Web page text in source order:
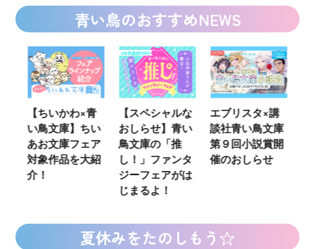
青い鳥のおすすめNEWS
【ちいかわ×青
い鳥文庫】ちい
あお文庫フェア
対象作品を大紹
介！
【スペシャルな
おしらせ】青い
鳥文庫の「推
し！」ファンタ
ジーフェアがは
じまるよ！
エブリスタ×講
談社青い鳥文庫
第９回小説賞開
催のおしらせ
夏休みをたのしもう☆